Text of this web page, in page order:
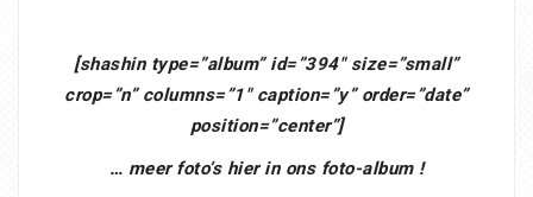
[shashin type=”album” id=”394″ size=”small”
crop=”n” columns=”1″ caption=”y” order=”date”
position=”center”]
… meer foto’s hier in ons foto-album !